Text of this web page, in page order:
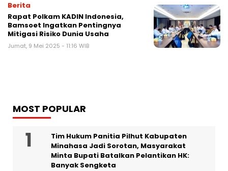
Berita
Rapat Polkam KADIN Indonesia,
Bamsoet Ingatkan Pentingnya
Mitigasi Risiko Dunia Usaha
Jumat, 9 Mei 2025 - 11:16 WIB
MOST POPULAR
Tim Hukum Panitia Pilhut Kabupaten
Minahasa Jadi Sorotan, Masyarakat
Minta Bupati Batalkan Pelantikan HK:
Banyak Sengketa